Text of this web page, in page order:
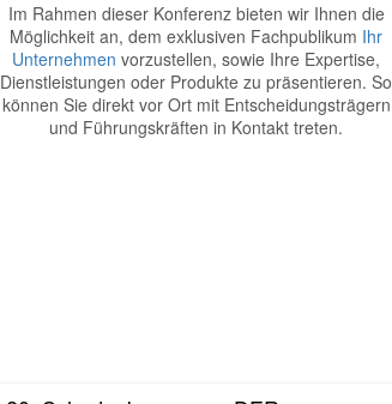
Im Rahmen dieser Konferenz bieten wir Ihnen die
Möglichkeit an, dem exklusiven Fachpublikum Ihr
Unternehmen vorzustellen, sowie Ihre Expertise,
Dienstleistungen oder Produkte zu präsentieren. So
können Sie direkt vor Ort mit Entscheidungsträgern
und Führungskräften in Kontakt treten.